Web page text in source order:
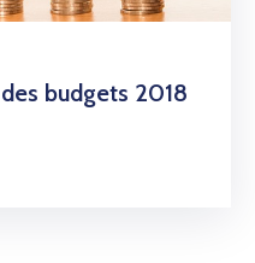
budgets 2018